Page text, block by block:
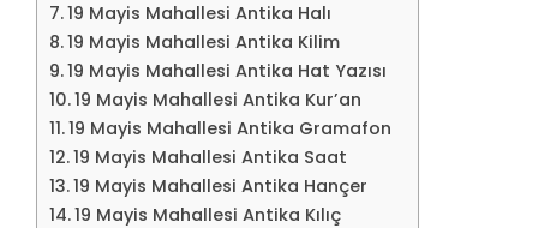
19 Mayis Mahallesi Antika Halı
19 Mayis Mahallesi Antika Kilim
19 Mayis Mahallesi Antika Hat Yazısı
19 Mayis Mahallesi Antika Kur’an
19 Mayis Mahallesi Antika Gramafon
19 Mayis Mahallesi Antika Saat
19 Mayis Mahallesi Antika Hançer
19 Mayis Mahallesi Antika Kılıç